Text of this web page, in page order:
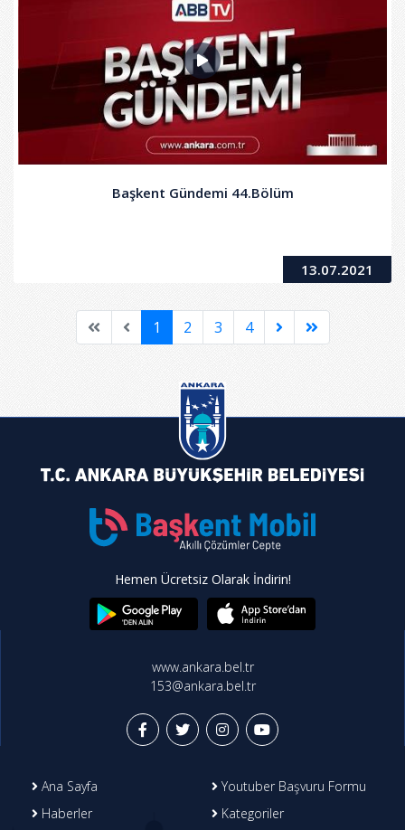
Başkent Gündemi 44.Bölüm
13.07.2021
1 2 3 4
Hemen Ücretsiz Olarak İndirin!
www.ankara.bel.tr
153@ankara.bel.tr
Ana Sayfa
Youtuber Başvuru Formu
Haberler
Kategoriler